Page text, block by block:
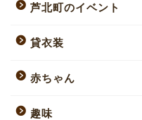
芦北町のイベント
貸衣装
赤ちゃん
趣味